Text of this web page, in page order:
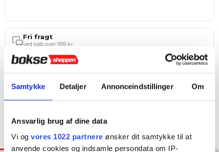
Samtykke Detaljer Annonceindstillinger Om
Ansvarlig brug af dine data
Vi og vores 1022 partnere ønsker dit samtykke til at
anvende cookies og indsamle persondata om IP-
Fri fragt
ved køb over 999 kr.
Hurtig levering
4,8 ★ på E-mærket
Tilføj til Ønskeskyen